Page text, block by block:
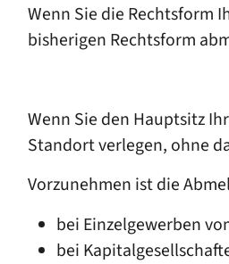
Wenn Sie die Rechtsform
bisherigen Rechtsform
Wenn Sie den Hauptsitz
Standort verlegen, ohne
Vorzunehmen ist die
bei Einzelgewerben
bei